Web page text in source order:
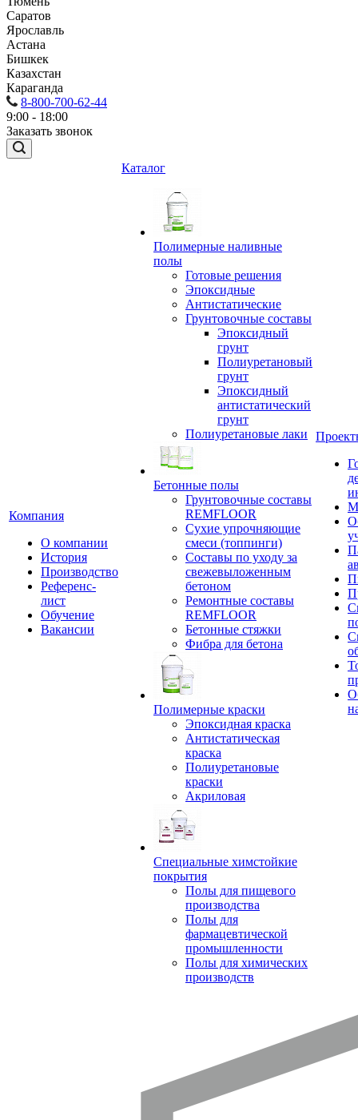
Саратов
Ярославль
Астана
Бишкек
Казахстан
Караганда
8-800-700-62-44
9:00 - 18:00
Заказать звонок
Компания
О компании
История
Производство
Референс-
лист
Обучение
Вакансии
Каталог
Полимерные наливные
полы
Готовые решения
Эпоксидные
Антистатические
Грунтовочные составы
Эпоксидный
грунт
Полиуретановый
грунт
Эпоксидный
антистатический
грунт
Полиуретановые лаки
Бетонные полы
Грунтовочные составы
REMFLOOR
Сухие упрочняющие
смеси (топпинги)
Составы по уходу за
свежевыложенным
бетоном
Ремонтные составы
REMFLOOR
Бетонные стяжки
Фибра для бетона
Полимерные краски
Эпоксидная краска
Антистатическая
краска
Полиуретановые
краски
Акриловая
Специальные химстойкие
покрытия
Полы для пищевого
производства
Полы для
фармацевтической
промышленности
Полы для химических
производств